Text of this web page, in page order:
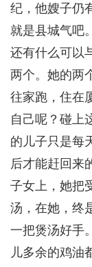
纪，他嫂子仍
就是县城气吧
还有什么可以
两个。她的两
往家跑，住在
自己呢？碰上
的儿子只是每
后才能赶回来
子女上，她把
汤，在她，终
一把煲汤好手
儿多余的鸡油